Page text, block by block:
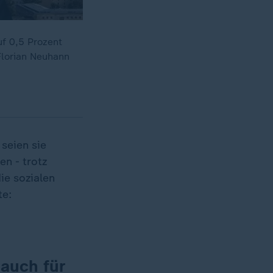
0,5 Prozent
Neuhann
sie
- trotz
sozialen
für